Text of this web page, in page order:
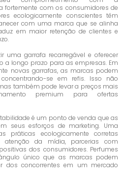
fortemente com os consumidores de
ecologicamente conscientes têm
com uma marca que se alinha
em maior retenção de clientes e
uma garrafa recarregável e oferecer
a longo prazo para as empresas. Em
novas garrafas, as marcas podem
se em refis. Isso não
também pode levar a preços mais
premium para ofertas
é um ponto de venda que as
seus esforços de marketing. Uma
práticas ecologicamente corretas
atenção da mídia, parcerias com
dos consumidores. Perfumes
único que as marcas podem
dos concorrentes em um mercado